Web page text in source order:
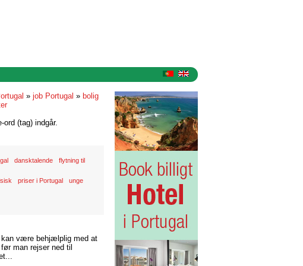
» job Portugal » bolig
ord (tag) indgår.
dansktalende flytning til
priser i Portugal unge
kan være behjælplig med at
man rejser ned til